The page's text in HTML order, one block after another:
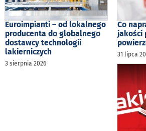
Euroimpianti – od lokalnego
producenta do globalnego
dostawcy technologii
lakierniczych
3 sierpnia 2026
Co
jakości
31 lipca